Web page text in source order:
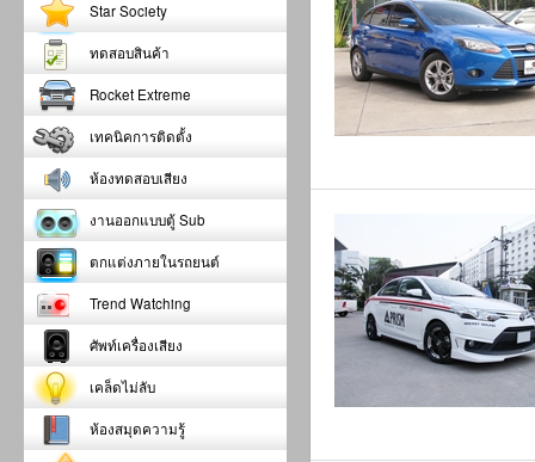
Star Society
ทดสอบสินค้า
Rocket Extreme
เทคนิคการติดตั้ง
ห้องทดสอบเสียง
งานออกแบบตู้ Sub
ตกแต่งภายในรถยนต์
Trend Watching
ศัพท์เครื่องเสียง
เคล็ดไม่ลับ
ห้องสมุดความรู้